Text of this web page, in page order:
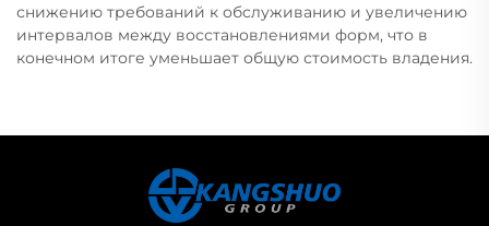
снижению требований к обслуживанию и увеличению
интервалов между восстановлениями форм, что в
конечном итоге уменьшает общую стоимость владения.